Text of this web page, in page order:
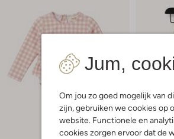
Jum,
Om jou zo goed mogelijk van
zijn, gebruiken we cookies op
website. Functionele en
cookies zorgen ervoor dat de